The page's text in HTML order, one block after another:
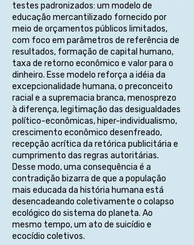
testes padronizados: um modelo de
educação mercantilizado fornecido por
meio de orçamentos públicos limitados,
com foco em parâmetros de referência de
resultados, formação de capital humano,
taxa de retorno econômico e valor para o
dinheiro. Esse modelo reforça a idéia da
excepcionalidade humana, o preconceito
racial e a supremacia branca, menosprezo
à diferença, legitimação das desigualdades
político-econômicas, hiper-individualismo,
crescimento econômico desenfreado,
recepção acrítica da retórica publicitária e
cumprimento das regras autoritárias.
Desse modo, uma consequência é a
contradição bizarra de que a população
mais educada da história humana está
desencadeando coletivamente o colapso
ecológico do sistema do planeta. Ao
mesmo tempo, um ato de suicídio e
ecocídio coletivos.